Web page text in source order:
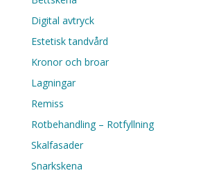
Digital avtryck
Estetisk tandvård
Kronor och broar
Lagningar
Remiss
Rotbehandling – Rotfyllning
Skalfasader
Snarkskena